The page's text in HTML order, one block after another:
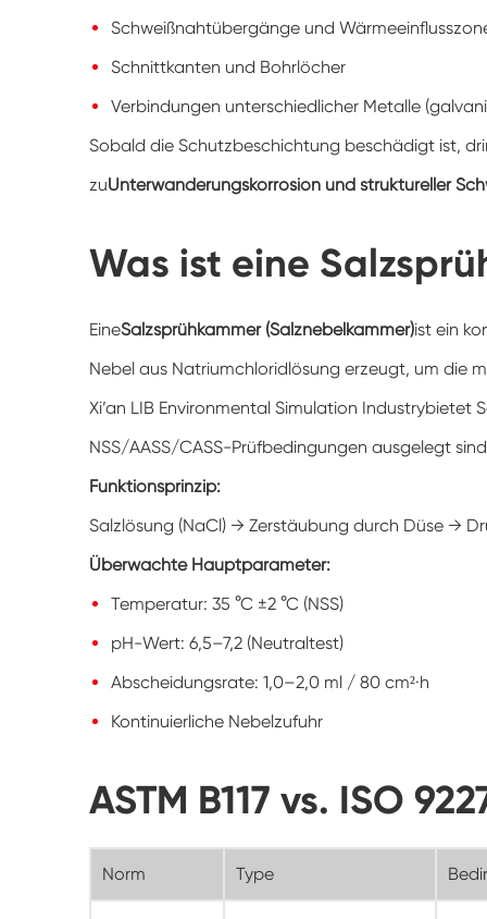
Schweißnahtübergänge und
Schnittkanten und Bohrlöcher
Verbindungen unterschiedlicher Metalle
Sobald die Schutzbeschichtung beschädigt ist,
zuUnterwanderungskorrosion und struktureller
Was ist eine
EineSalzsprühkammer (Salznebelkammer)ist ein
Nebel aus Natriumchloridlösung erzeugt, um die
Xi’an LIB Environmental Simulation Industrybietet
NSS/AASS/CASS-Prüfbedingungen ausgelegt
Funktionsprinzip:
Salzlösung (NaCl) → Zerstäubung durch Düse →
Überwachte Hauptparameter:
Temperatur: 35 °C ±2 °C (NSS)
pH-Wert: 6,5–7,2 (Neutraltest)
Abscheidungsrate: 1,0–2,0 ml / 80 cm²·h
Kontinuierliche Nebelzufuhr
ASTM B117 vs. ISO
Norm Type